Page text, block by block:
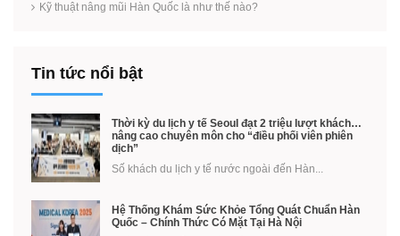
Kỹ thuật nâng mũi Hàn Quốc là như thế nào?
Tin tức nổi bật
Thời kỳ du lịch y tế Seoul đạt 2 triệu lượt khách…
nâng cao chuyên môn cho “điều phối viên phiên
dịch”
Số khách du lịch y tế nước ngoài đến Hàn...
Hệ Thống Khám Sức Khỏe Tổng Quát Chuẩn Hàn
Quốc – Chính Thức Có Mặt Tại Hà Nội